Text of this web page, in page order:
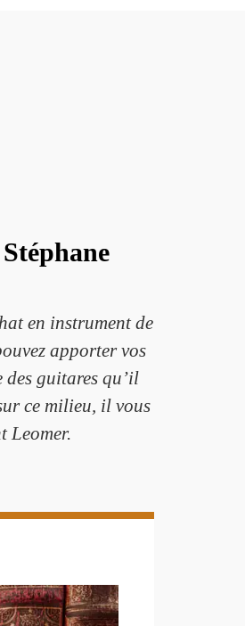
en instrument de
apporter vos
des guitares qu’il
ce milieu, il vous
Leomer.